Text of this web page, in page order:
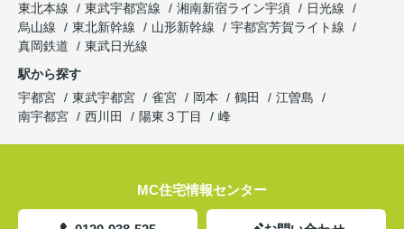
東北本線
東武宇都宮線 湘南新宿ライン宇須
日光線
烏山線
東北新幹線 山形新幹線
宇都宮芳賀ライト線
真岡鉄道
東武日光線
駅から探す
宇都宮
東武宇都宮 雀宮 岡本 鶴田
江曽島
南宇都宮
西川田 陽東３丁目 峰
MC住宅情報センター